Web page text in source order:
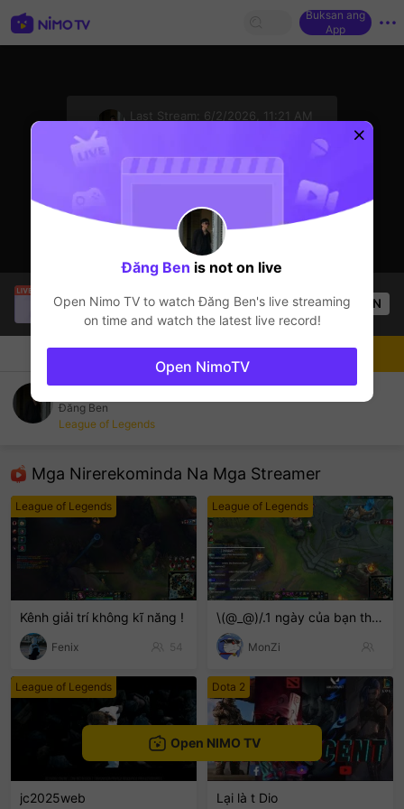
Buksan ang
App
Last Stream:
6/2/2026, 11:21 AM
SBTC Clear
League of Legends
5.4k Views OPEN
Chat Streamer
Đăng Ben
League of Legends
Mga Nirerekominda Na Mga Streamer
League of Legends
Kênh giải trí không kĩ năng !
Fenix 54
League of Legends
\(@_@)/.1 ngày của bạn thế nào
MonZi
League of Legends
jc2025web
Dota 2
Lại là t Dio
Sundan
Open NIMO TV
Đăng Ben is not on live
Open Nimo TV to watchĐăng Ben's live streaming
on time and watch the latest live record!
Open NimoTV
sentinelEnd